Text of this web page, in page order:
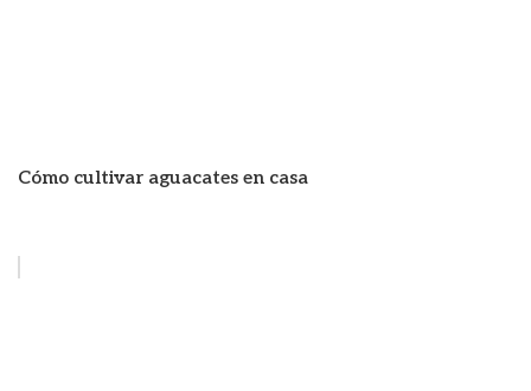
Cómo cultivar aguacates en casa